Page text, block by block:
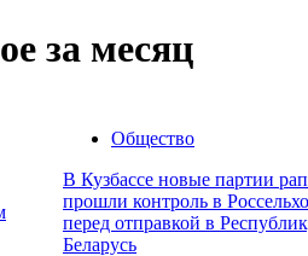
за месяц
Общество
В Кузбассе новые партии
прошли контроль в
перед отправкой в
Беларусь